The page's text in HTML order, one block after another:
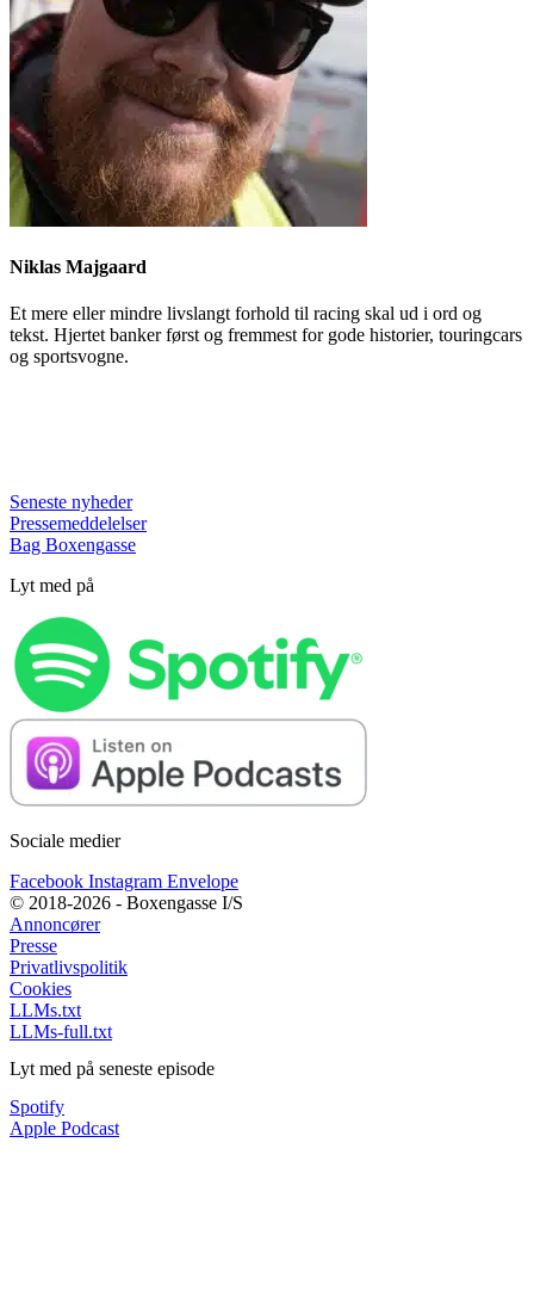
Niklas Majgaard
Et mere eller mindre livslangt forhold til racing skal ud i ord og
tekst. Hjertet banker først og fremmest for gode historier, touringcars
og sportsvogne.
Seneste nyheder
Pressemeddelelser
Bag Boxengasse
Lyt med på
Sociale medier
Facebook Instagram Envelope
© 2018-2026 - Boxengasse I/S
Annoncører
Presse
Privatlivspolitik
Cookies
LLMs.txt
LLMs-full.txt
Lyt med på seneste episode
Spotify
Apple Podcast